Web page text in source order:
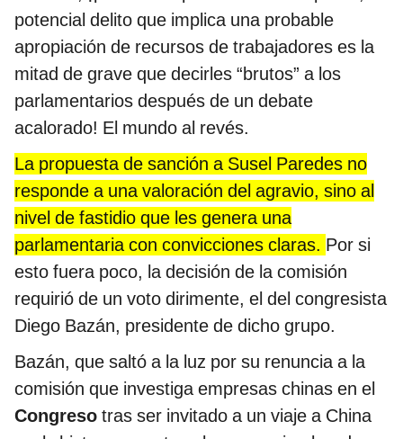
potencial delito que implica una probable
apropiación de recursos de trabajadores es la
mitad de grave que decirles “brutos” a los
parlamentarios después de un debate
acalorado! El mundo al revés.
La propuesta de sanción a Susel Paredes no
responde a una valoración del agravio, sino al
nivel de fastidio que les genera una
parlamentaria con convicciones claras. Por si
esto fuera poco, la decisión de la comisión
requirió de un voto dirimente, el del congresista
Diego Bazán, presidente de dicho grupo.
Bazán, que saltó a la luz por su renuncia a la
comisión que investiga empresas chinas en el
Congreso tras ser invitado a un viaje a China